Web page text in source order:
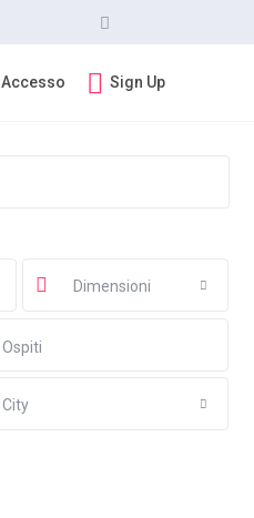
Accesso Sign Up
Dimensioni
Ospiti
City